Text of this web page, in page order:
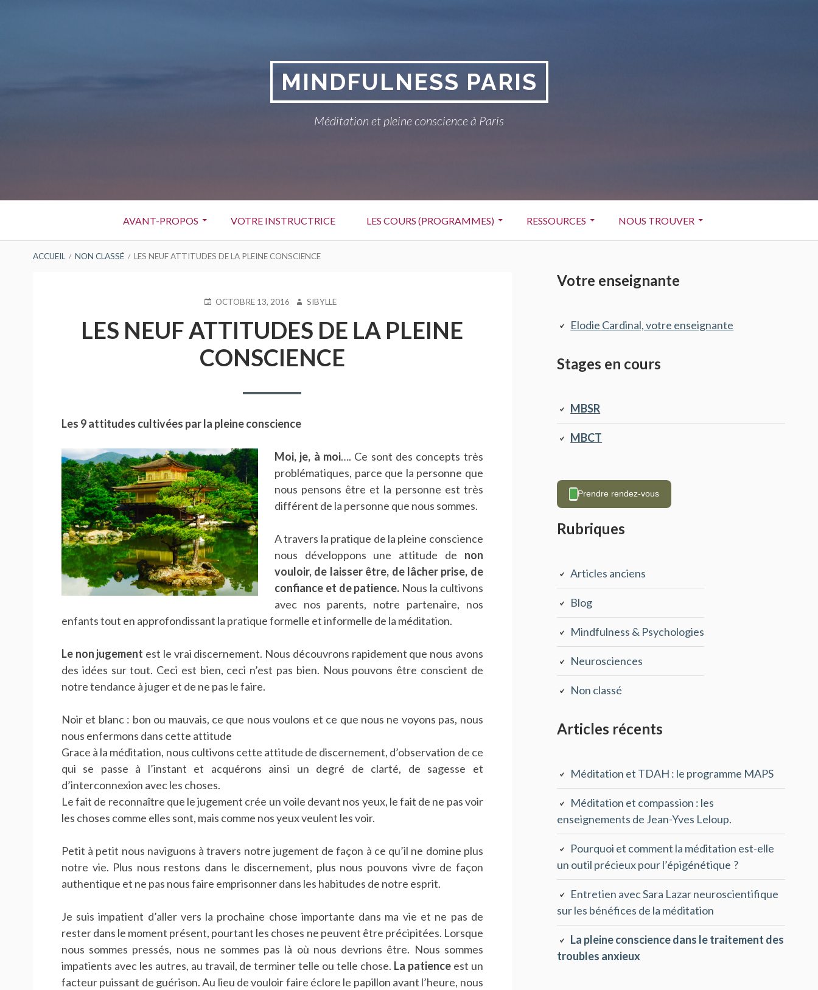
MINDFULNESS PARIS
Méditation et pleine conscience à Paris
principal
AVANT-PROPOS VOTRE INSTRUCTRICE LES COURS (PROGRAMMES) RESSOURCES NOUS TROUVER
FIL
ACCUEIL NON CLASSÉ LES NEUF ATTITUDES DE LA PLEINE CONSCIENCE
PUBLIÉOCTOBRE 13, 2016 AUTEUR
SIBYLLE
LES NEUF ATTITUDES DE LA PLEINE
CONSCIENCE
Les 9 attitudes cultivées par la pleine conscience
Moi, je, à moi…. Ce sont des concepts très
problématiques, parce que la personne que
nous pensons être et la personne est très
différent de la personne que nous sommes.
A travers la pratique de la pleine conscience
nous développons une attitude de non
vouloir, de laisser être, de lâcher prise, de
confiance et de patience. Nous la cultivons
avec nos parents, notre partenaire, nos
enfants tout en approfondissant la pratique formelle et informelle de la méditation.
Le non jugement est le vrai discernement. Nous découvrons rapidement que nous avons
des idées sur tout. Ceci est bien, ceci n’est pas bien. Nous pouvons être conscient de
notre tendance à juger et de ne pas le faire.
Noir et blanc : bon ou mauvais, ce que nous voulons et ce que nous ne voyons pas, nous
nous enfermons dans cette attitude
Grace à la méditation, nous cultivons cette attitude de discernement, d’observation de ce
qui se passe à l’instant et acquérons ainsi un degré de clarté, de sagesse et
d’interconnexion avec les choses.
Le fait de reconnaître que le jugement crée un voile devant nos yeux, le fait de ne pas voir
les choses comme elles sont, mais comme nos yeux veulent les voir.
Petit à petit nous naviguons à travers notre jugement de façon à ce qu’il ne domine plus
notre vie. Plus nous restons dans le discernement, plus nous pouvons vivre de façon
authentique et ne pas nous faire emprisonner dans les habitudes de notre esprit.
Je suis impatient d’aller vers la prochaine chose importante dans ma vie et ne pas de
rester dans le moment présent, pourtant les choses ne peuvent être précipitées. Lorsque
nous sommes pressés, nous ne sommes pas là où nous devrions être. Nous sommes
impatients avec les autres, au travail, de terminer telle ou telle chose. La patienceest un
facteur puissant de guérison. Au lieu de vouloir faire éclore le papillon avant l’heure, nous
Barre
principale
Votre enseignante
Elodie Cardinal, votre enseignante
Stages en cours
MBSR
MBCT
Prendre rendez-vous
Rubriques
Articles anciens
Blog
Mindfulness & Psychologies
Neurosciences
Non classé
Articles récents
Méditation et TDAH : le programme MAPS
Méditation et compassion : les
enseignements de Jean-Yves Leloup.
Pourquoi et comment la méditation est-elle
un outil précieux pour l’épigénétique ?
Entretien avec Sara Lazar neuroscientifique
sur les bénéfices de la méditation
La pleine conscience dans le traitement des
troubles anxieux